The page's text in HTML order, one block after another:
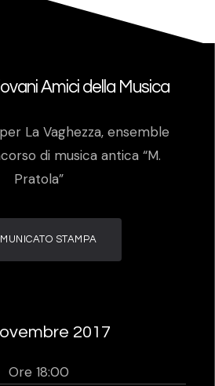
Amici della Musica
La Vaghezza, ensemble
di musica antica “M.
Pratola”
STAMPA
2017
Ore 18:00